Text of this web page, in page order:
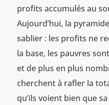
profits accumulés au
Aujourd’hui, la
sablier : les profits ne
la base, les pauvres
et de plus en plus
cherchent à rafler la
qu’ils voient bien que